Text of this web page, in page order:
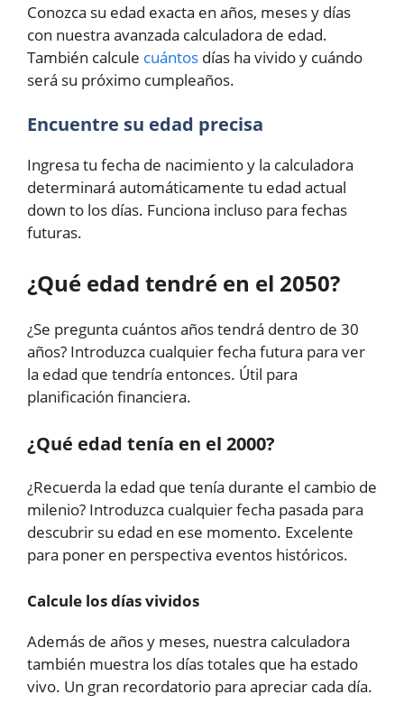
Conozca su edad exacta en años, meses y días
con nuestra avanzada calculadora de edad.
También calcule cuántos días ha vivido y cuándo
será su próximo cumpleaños.
Encuentre su edad precisa
Ingresa tu fecha de nacimiento y la calculadora
determinará automáticamente tu edad actual
down to los días. Funciona incluso para fechas
futuras.
¿Qué edad tendré en el 2050?
¿Se pregunta cuántos años tendrá dentro de 30
años? Introduzca cualquier fecha futura para ver
la edad que tendría entonces. Útil para
planificación financiera.
¿Qué edad tenía en el 2000?
¿Recuerda la edad que tenía durante el cambio de
milenio? Introduzca cualquier fecha pasada para
descubrir su edad en ese momento. Excelente
para poner en perspectiva eventos históricos.
Calcule los días vividos
Además de años y meses, nuestra calculadora
también muestra los días totales que ha estado
vivo. Un gran recordatorio para apreciar cada día.